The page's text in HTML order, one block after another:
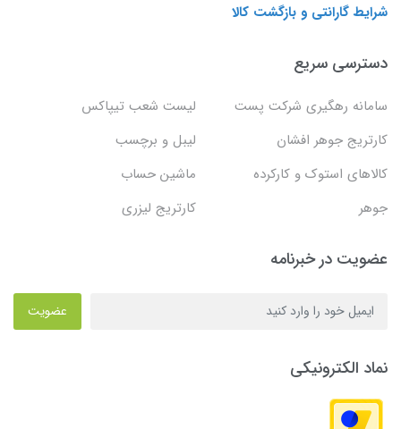
شرایط گارانتی و بازگشت کالا
دسترسی سریع
سامانه رهگیری شرکت پست
لیست شعب تیپاکس
کارتریج جوهر افشان
لیبل و برچسب
کالاهای استوک و کارکرده
ماشین حساب
جوهر
کارتریج لیزری
عضویت در خبرنامه
عضویت
نماد الکترونیکی